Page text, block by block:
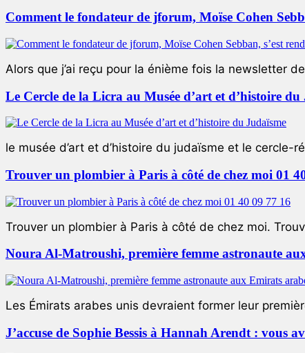
Comment le fondateur de jforum, Moïse Cohen
Alors que j’ai reçu pour la énième fois la newsletter
Le Cercle de la Licra au Musée d’art et d’histoire du
le musée d’art et d’histoire du judaïsme et le cercle-
Trouver un plombier à Paris à côté de chez moi 01
Trouver un plombier à Paris à côté de chez moi.
Noura Al-Matroushi, première femme astronaute
Les Émirats arabes unis devraient former leur
J’accuse de Sophie Bessis à Hannah Arendt : vous